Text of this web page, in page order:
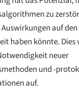
zu
auf
haben könnte. Dies
neuer
und -
auf.